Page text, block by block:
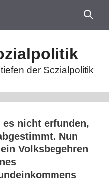
der Sozialpolitik
es nicht erfunden,
Nun
Volksbegehren